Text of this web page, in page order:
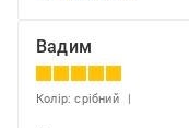
Вадим
Колір: срібний